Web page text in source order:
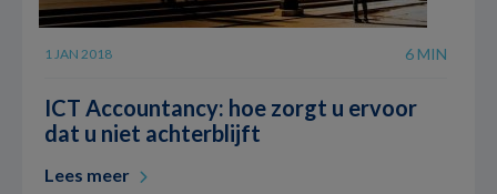
1 JAN 2018 6 MIN
ICT Accountancy: hoe zorgt u ervoor
dat u niet achterblijft
Lees meer